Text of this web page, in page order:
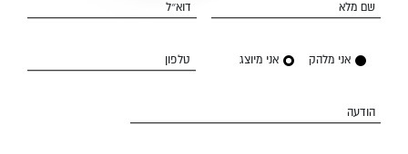
שם מלא דוא״ל
אני מלהק אני מיוצג טלפון
הודעה